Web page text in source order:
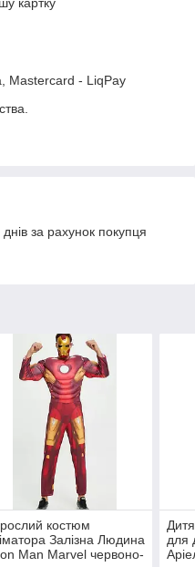
картку
Mastercard - LiqPay
за рахунок покупця
костюм
Залізна Людина
Man Marvel червоно-
для